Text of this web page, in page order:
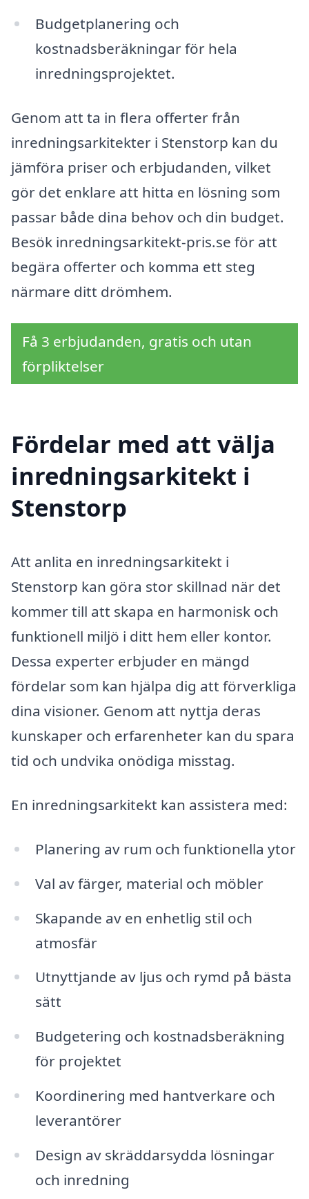
Budgetplanering och
kostnadsberäkningar för hela
inredningsprojektet.
Genom att ta in flera offerter från
inredningsarkitekter i Stenstorp kan du
jämföra priser och erbjudanden, vilket
gör det enklare att hitta en lösning som
passar både dina behov och din budget.
Besök inredningsarkitekt-pris.se för att
begära offerter och komma ett steg
närmare ditt drömhem.
Få 3 erbjudanden, gratis och utan
förpliktelser
Fördelar med att välja
inredningsarkitekt i
Stenstorp
Att anlita en inredningsarkitekt i
Stenstorp kan göra stor skillnad när det
kommer till att skapa en harmonisk och
funktionell miljö i ditt hem eller kontor.
Dessa experter erbjuder en mängd
fördelar som kan hjälpa dig att förverkliga
dina visioner. Genom att nyttja deras
kunskaper och erfarenheter kan du spara
tid och undvika onödiga misstag.
En inredningsarkitekt kan assistera med:
Planering av rum och funktionella ytor
Val av färger, material och möbler
Skapande av en enhetlig stil och
atmosfär
Utnyttjande av ljus och rymd på bästa
sätt
Budgetering och kostnadsberäkning
för projektet
Koordinering med hantverkare och
leverantörer
Design av skräddarsydda lösningar
och inredning